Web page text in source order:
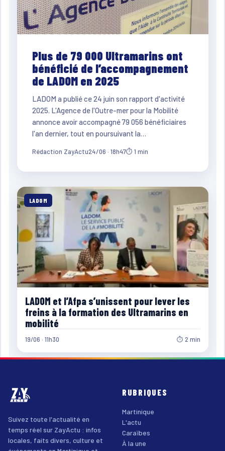
Plus de 79 000 Ultramarins ont
bénéficié de l’accompagnement
de LADOM en 2025
LADOM a publié ce 24 juin son rapport d'activité
2025. L'Agence de l'Outre-mer pour la Mobilité
annonce avoir accompagné 79 056 bénéficiaires
l'an dernier, tout en poursuivant la…
Rédaction ZayActu24/06 · 18h47⏱ 1 min
LADOM
LADOM et l’Afpa s’unissent pour lever les
freins à la formation des Ultramarins en
mobilité
19/06 · 11h30 ⏱ 2 min
Suivez toute l'actualité en
temps réel sur ZayActu : infos
locales, faits divers, culture et
RUBRIQUES
Martinique
L'actu
Caraïbes
À la une